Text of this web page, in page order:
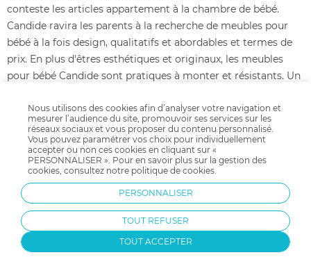
conteste les articles appartement à la chambre de bébé.
Candide ravira les parents à la recherche de meubles pour
bébé à la fois design, qualitatifs et abordables et termes de
prix. En plus d'êtres esthétiques et originaux, les meubles
pour bébé Candide sont pratiques à monter et résistants. Un
recherche de la plus belle chambre pour leur bébé.
Historique Candide
Voilà que depuis près de 20 ans, Candide propose des
collections raffinées d'articles pour bébés. Les produits
Candide offrent aux mamans l'assurance d'un savoir-faire
totalement exclusif alliant parfaitement authenticité,
sécurité et qualité. Chaque jour, les techniciens en
puericulture ainsi que les professionnels de la petite enfance
faisant partie de l'équipe de la marque Candide s'attachent à
Nous utilisons des cookies afin d’analyser votre navigation et
mesurer l’audience du site, promouvoir ses services sur les
réseaux sociaux et vous proposer du contenu personnalisé.
Vous pouvez paramétrer vos choix pour individuellement
accepter ou non ces cookies en cliquant sur «
PERSONNALISER ». Pour en savoir plus sur la gestion des
cookies, consultez notre politique de cookies.
PERSONNALISER
TOUT REFUSER
TOUT ACCEPTER